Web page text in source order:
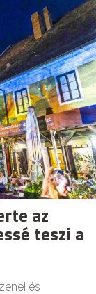
az
teszi a
és